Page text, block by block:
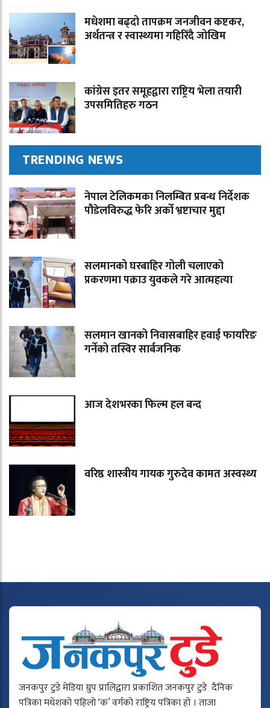
मधेशमा बढ्दो तापक्रम जनजीवन कष्टकर,
अर्थतन्त्र र स्वास्थ्यमा गहिरिँदै जोखिम
कांग्रेस इतर समूहद्वारा राष्ट्रिय भेला तयारी
उपसमितिहरु गठन
TRENDING NEWS
नेपाल टेलिकमका निलम्बित प्रबन्ध निर्देशक
पौडेलविरुद्ध फेरि अर्को भ्रष्टाचार मुद्दा
सलमानको घरबाहिर गोली चलाएको
प्रकरणमा पक्राउ युवकले गरे आत्महत्या
सलमान खानको निवासबाहिर हवाई फायरिङ
गर्नेको तस्विर सार्बजनिक
आज देशभरका फिल्म हल बन्द
वरिष्ठ शास्त्रीय गायक गुरुदेव कामत अस्वस्थ्य
जनकपुर टुडे मेडिया ग्रुप प्रालिद्वारा प्रकाशित जनकपुर टुडे दैनिक
पत्रिका मधेशको पहिलो ‘क’ वर्गको राष्ट्रिय पत्रिका हो । ताजा